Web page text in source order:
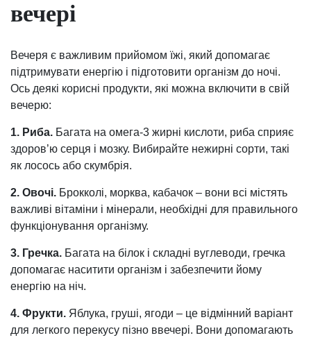
вечері
Вечеря є важливим прийомом їжі, який допомагає
підтримувати енергію і підготовити організм до ночі.
Ось деякі корисні продукти, які можна включити в свій
вечерю:
1. Риба. Багата на омега-3 жирні кислоти, риба сприяє
здоров’ю серця і мозку. Вибирайте нежирні сорти, такі
як лосось або скумбрія.
2. Овочі. Брокколі, морква, кабачок – вони всі містять
важливі вітаміни і мінерали, необхідні для правильного
функціонування організму.
3. Гречка. Багата на білок і складні вуглеводи, гречка
допомагає наситити організм і забезпечити йому
енергію на ніч.
4. Фрукти. Яблука, груші, ягоди – це відмінний варіант
для легкого перекусу пізно ввечері. Вони допомагають